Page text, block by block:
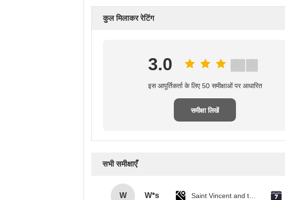
कुल मिलाकर रेटिंग
3.0
इस आपूर्तिकर्ता के लिए 50 समीक्षाओं पर आधारित
समीक्षा लिखें
सभी समीक्षाएँ
W W*s